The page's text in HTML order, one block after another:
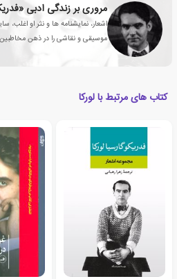
مروری بر زندگی ادبی
اشعار، نمایشنامه ها و نثر او
موسیقی و نقاشی را در ذهن
کتاب های مرتبط با لورکا